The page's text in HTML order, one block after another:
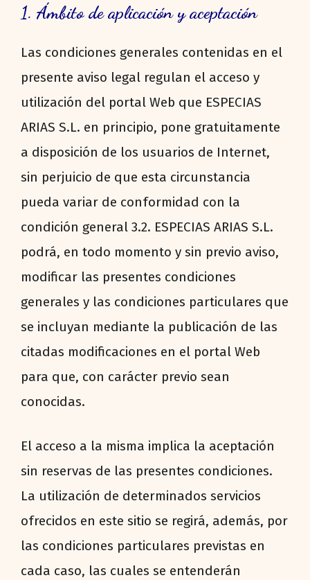
1. Ámbito de aplicación y aceptación
Las condiciones generales contenidas en el
presente aviso legal regulan el acceso y
utilización del portal Web que ESPECIAS
ARIAS S.L. en principio, pone gratuitamente
a disposición de los usuarios de Internet,
sin perjuicio de que esta circunstancia
pueda variar de conformidad con la
condición general 3.2. ESPECIAS ARIAS S.L.
podrá, en todo momento y sin previo aviso,
modificar las presentes condiciones
generales y las condiciones particulares que
se incluyan mediante la publicación de las
citadas modificaciones en el portal Web
para que, con carácter previo sean
conocidas.
El acceso a la misma implica la aceptación
sin reservas de las presentes condiciones.
La utilización de determinados servicios
ofrecidos en este sitio se regirá, además, por
las condiciones particulares previstas en
cada caso, las cuales se entenderán